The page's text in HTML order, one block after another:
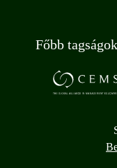
Főbb